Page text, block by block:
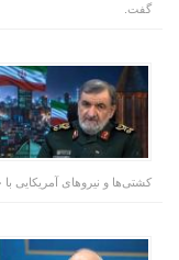
گفت.
کشتی‌ها و نیرو‌های آمریکایی